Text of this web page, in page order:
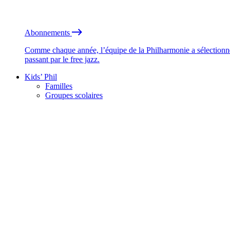
Abonnements
Comme chaque année, l’équipe de la Philharmonie a
passant par le free jazz.
Kids’ Phil
Familles
Groupes scolaires